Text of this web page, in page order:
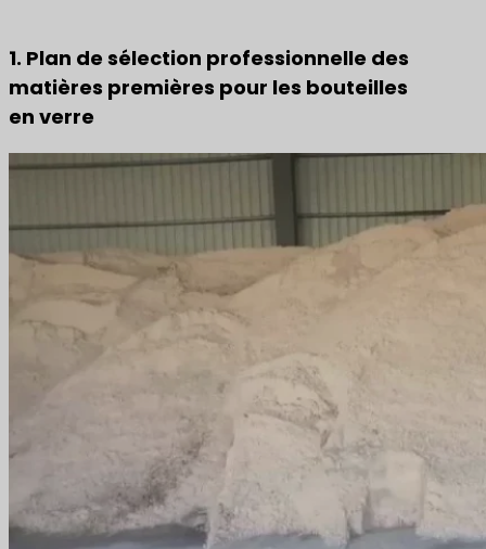
1. Plan de sélection professionnelle des
matières premières pour les bouteilles
en verre